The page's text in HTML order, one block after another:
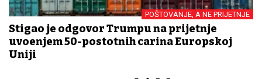
POŠTOVANJE, A NE PRIJETNJE
Stigao je odgovor Trumpu na prijetnje
uvođenjem 50-postotnih carina Europskoj
Uniji